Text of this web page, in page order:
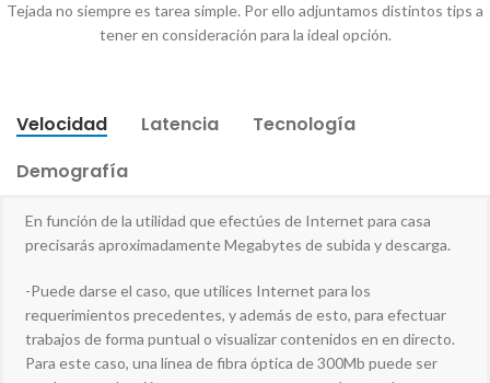
Tejada no siempre es tarea simple. Por ello adjuntamos distintos tips a
tener en consideración para la ideal opción.
Velocidad Latencia
Tecnología
Demografía
En función de la utilidad que efectúes de Internet para casa
precisarás aproximadamente Megabytes de subida y descarga.
-Puede darse el caso, que utilices Internet para los
requerimientos precedentes, y además de esto, para efectuar
trabajos de forma puntual o visualizar contenidos en en directo.
Para este caso, una línea de fibra óptica de 300Mb puede ser